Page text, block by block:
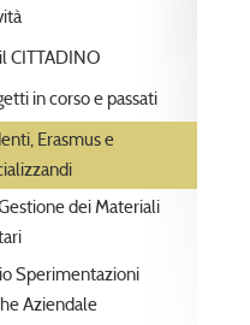
CITTADINO
in corso e passati
Erasmus e
dei Materiali
Sperimentazioni
Aziendale